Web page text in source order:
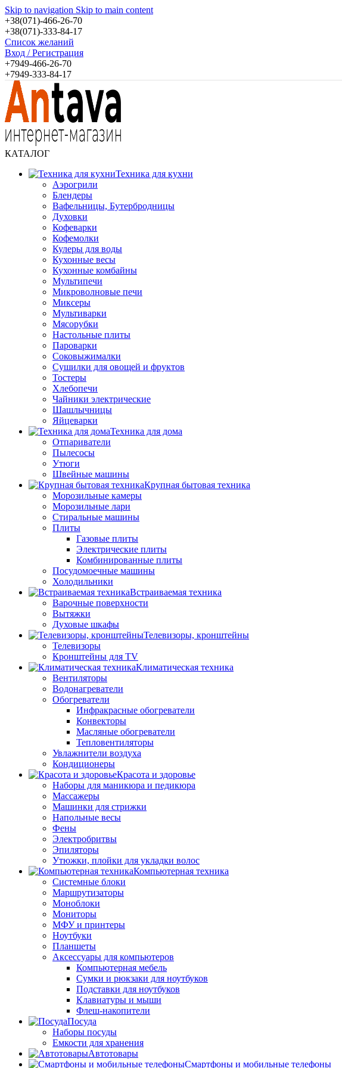
Skip to navigation Skip to main content
+38(071)-466-26-70
+38(071)-333-84-17
Список желаний
Вход / Регистрация
+7949-466-26-70
+7949-333-84-17
КАТАЛОГ
Техника для кухни
Аэрогрили
Блендеры
Вафельницы, Бутербродницы
Духовки
Кофеварки
Кофемолки
Кулеры для воды
Кухонные весы
Кухонные комбайны
Мультипечи
Микроволновые печи
Миксеры
Мультиварки
Мясорубки
Настольные плиты
Пароварки
Соковыжималки
Сушилки для овощей и фруктов
Тостеры
Хлебопечи
Чайники электрические
Шашлычницы
Яйцеварки
Техника для дома
Отпариватели
Пылесосы
Утюги
Швейные машины
Крупная бытовая техника
Морозильные камеры
Морозильные лари
Стиральные машины
Плиты
Газовые плиты
Электрические плиты
Комбинированные плиты
Посудомоечные машины
Холодильники
Встраиваемая техника
Варочные поверхности
Вытяжки
Духовые шкафы
Телевизоры, кронштейны
Телевизоры
Кронштейны для TV
Климатическая техника
Вентиляторы
Водонагреватели
Обогреватели
Инфракрасные обогреватели
Конвекторы
Масляные обогреватели
Тепловентиляторы
Увлажнители воздуха
Кондиционеры
Красота и здоровье
Наборы для маникюра и педикюра
Массажеры
Машинки для стрижки
Напольные весы
Фены
Электробритвы
Эпиляторы
Утюжки, плойки для укладки волос
Компьютерная техника
Системные блоки
Маршрутизаторы
Моноблоки
Мониторы
МФУ и принтеры
Ноутбуки
Планшеты
Аксессуары для компьютеров
Компьютерная мебель
Сумки и рюкзаки для ноутбуков
Подставки для ноутбуков
Клавиатуры и мыши
Флеш-накопители
Посуда
Наборы посуды
Емкости для хранения
Автотовары
Смартфоны и мобильные телефоны